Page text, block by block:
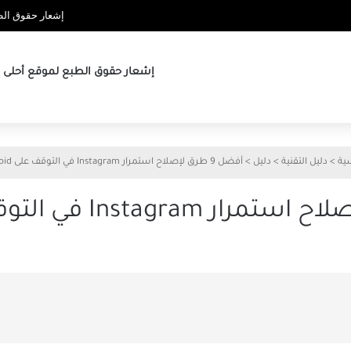
إشعار حقوق
إشعار حقوق الطبع لموقع أحلى
> دليل التقنية > دليل > أفضل 9 طرق لإصلاح استمرار Instagram في التوقف على Android